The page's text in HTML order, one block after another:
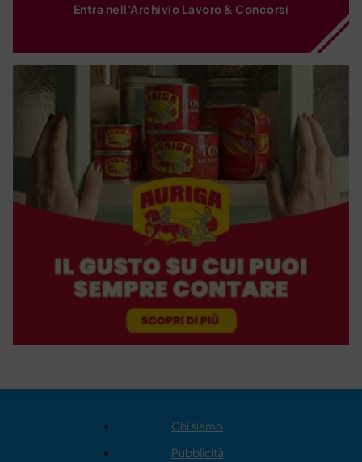
Entra nell'Archivio Lavoro & Concorsi
Chi siamo
Pubblicità